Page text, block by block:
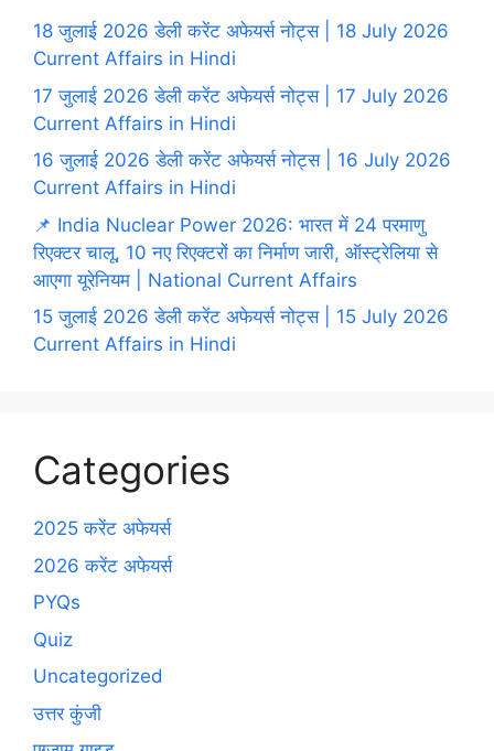
18 जुलाई 2026 डेली करेंट अफेयर्स नोट्स | 18 July 2026
Current Affairs in Hindi
17 जुलाई 2026 डेली करेंट अफेयर्स नोट्स | 17 July 2026
Current Affairs in Hindi
16 जुलाई 2026 डेली करेंट अफेयर्स नोट्स | 16 July 2026
Current Affairs in Hindi
📌 India Nuclear Power 2026: भारत में 24 परमाणु
रिएक्टर चालू, 10 नए रिएक्टरों का निर्माण जारी, ऑस्ट्रेलिया से
आएगा यूरेनियम | National Current Affairs
15 जुलाई 2026 डेली करेंट अफेयर्स नोट्स | 15 July 2026
Current Affairs in Hindi
Categories
2025 करेंट अफेयर्स
2026 करेंट अफेयर्स
PYQs
Quiz
Uncategorized
उत्तर कुंजी